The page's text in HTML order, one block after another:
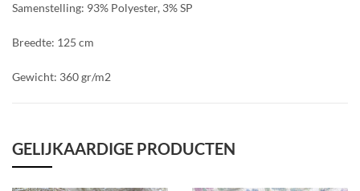
Samenstelling: 93% Polyester, 3% SP
Breedte: 125 cm
Gewicht: 360 gr/m2
GELIJKAARDIGE PRODUCTEN